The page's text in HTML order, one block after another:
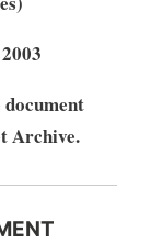
Archive.